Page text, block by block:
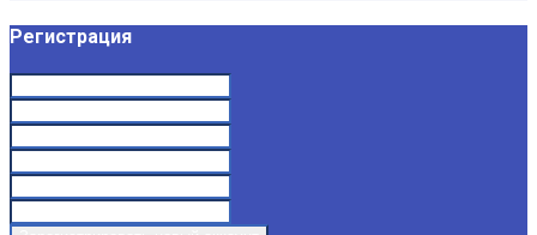
Регистрация